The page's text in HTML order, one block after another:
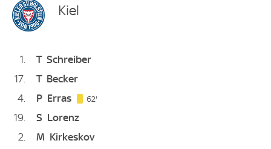
Kiel
1 T Schreiber
17
T Becker
4
P Erras 62'
19 S Lorenz
2
M Kirkeskov